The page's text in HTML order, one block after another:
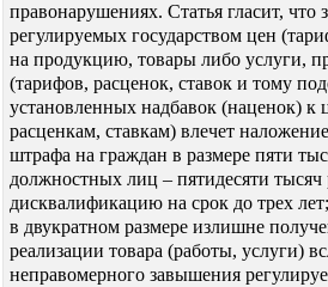
правонарушениях. Статья гласит, что
регулируемых государством цен
на продукцию, товары либо услуги,
(тарифов, расценок, ставок и тому
установленных надбавок (наценок) к
расценкам, ставкам) влечет
штрафа на граждан в размере пяти
должностных лиц – пятидесяти тысяч
дисквалификацию на срок до трех
в двукратном размере излишне
реализации товара (работы, услуги)
неправомерного завышения